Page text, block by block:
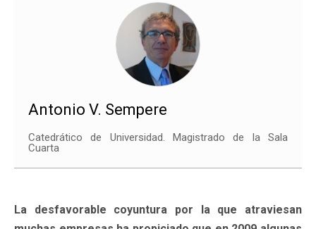
Antonio V. Sempere
Catedrático de Universidad. Magistrado de la Sala
Cuarta
La desfavorable coyuntura por la que atraviesan